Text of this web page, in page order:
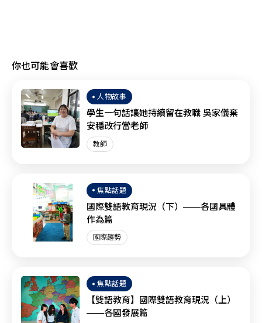
你也可能會喜歡
人物故事
學生一句話讓她持續留在教職 吳家儀棄
安穩改行當老師
教師
焦點話題
國際雙語教育現況（下）——各國具體
作為篇
國際趨勢
焦點話題
【雙語教育】國際雙語教育現況（上）
——各國發展篇